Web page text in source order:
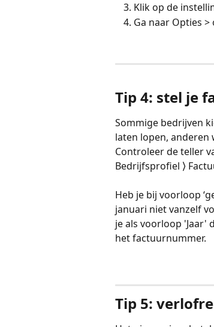
Klik op de
Ga naar Opties
Tip 4: stel je
Sommige bedrijven
laten lopen,
Controleer de teller
Bedrijfsprofiel ⟩
Heb je bij voorloop
januari niet vanzelf
je als voorloop 'Jaar'
het factuurnummer.
Tip 5: